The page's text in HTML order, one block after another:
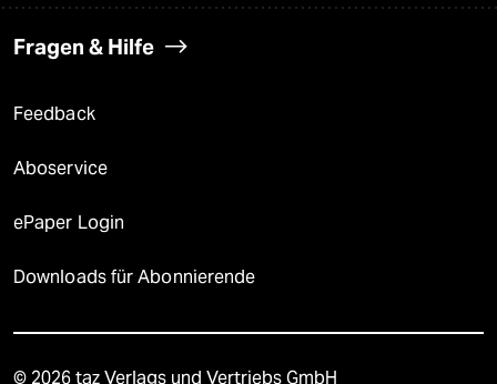
Fragen & Hilfe
Feedback
Aboservice
ePaper Login
Downloads für Abonnierende
© 2026 taz Verlags und Vertriebs GmbH